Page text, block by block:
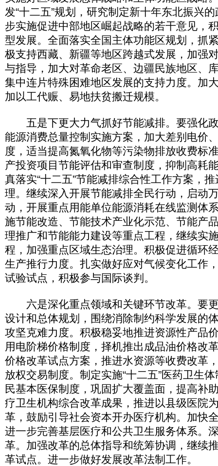
发“十二五”规划，研究制定新十年东北振兴
步实施促进中部地区崛起战略的若干意见，
型发展。全面落实全国主体功能区规划，抓
极支持西藏、新疆等地区跨越式发展，加强
与指导，加大对革命老区、边疆民族地区、
集中连片特殊困难地区发展的支持力度。加
加以工代赈、易地扶贫搬迁规模。
五是下更大力气抓好节能减排。要强化
能源消费总量控制实施方案，加大差别电价
度，适当提高氮氧化物等污染物排放收费标
产投资项目节能评估和审查制度，抑制高耗
真落实“十二五”节能减排综合性工作方案，
理。继续深入开展节能减排全民行动，启动
动，开展重点用能单位能源消耗在线监测体
施节能改造、节能技术产业化示范、节能产
理推广和节能能力建设等重点工程，继续实
程，加强重点区域生态治理。积极促进循环
生产推行力度。扎实做好应对气候变化工作
试验试点，积极参与国际谈判。
六是深化重点领域和关键环节改革。要
设计和总体规划，围绕消除制约科学发展的
攻坚克难力度。积极稳妥地推进资源性产品
用电阶梯价格制度，择机推出成品油价格改
价格改革试点方案，推进水资源等收费改革
放权交易制度。制定实施“十二五”医药卫生
民基本医保制度，巩固扩大覆盖面，提高补
疗卫生机构综合改革成果，推进以县级医院
革，鼓励引导社会资本开办医疗机构。加快
进一步完善基层医疗和公共卫生服务体系。
革。加强改革的总体指导和统筹协调，继续
革试点。进一步做好发展改革法制工作。